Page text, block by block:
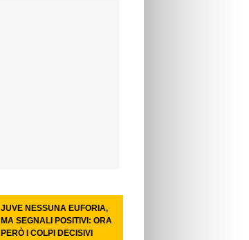
JUVE NESSUNA EUFORIA,
MA SEGNALI POSITIVI: ORA
PERÒ I COLPI DECISIVI